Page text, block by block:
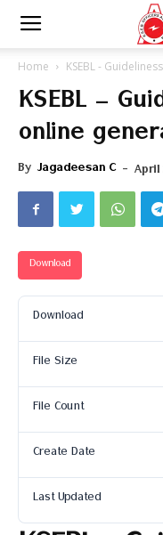
Home KSEBL -
KSEBL –
online
By Jagadeesan C - April
Download
Download
File Size
File Count
Create Date
Last Updated